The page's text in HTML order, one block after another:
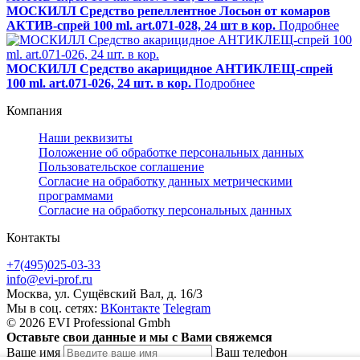
МОСКИЛЛ Средство репеллентное Лосьон от комаров
АКТИВ-спрей 100 ml. art.071-028, 24 шт в кор. Подробнее
МОСКИЛЛ Средство акарицидное АНТИКЛЕЩ-спрей
100 ml. art.071-026, 24 шт. в кор. Подробнее
Компания
Наши реквизиты
Положение об обработке персональных данных
Пользовательское соглашение
Согласие на обработку данных метрическими
программами
Согласие на обработку персональных данных
Контакты
+7(495)025-03-33
info@evi-prof.ru
Москва, ул. Сущёвский Вал, д. 16/3
Мы в соц. сетях: ВКонтакте Telegram
© 2026 EVI Professional Gmbh
Оставьте свои данные и мы с Вами свяжемся
Ваше имя
Ваш телефон